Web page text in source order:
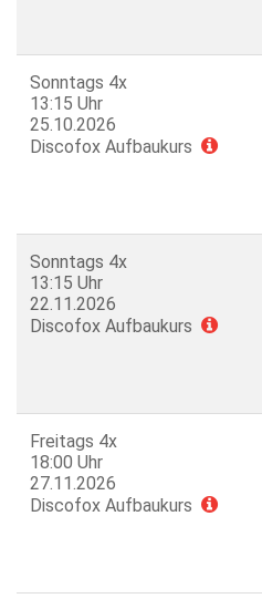
Sonntags 4x
13:15 Uhr
25.10.2026
Discofox Aufbaukurs
Sonntags 4x
13:15 Uhr
22.11.2026
Discofox Aufbaukurs
Freitags 4x
18:00 Uhr
27.11.2026
Discofox Aufbaukurs